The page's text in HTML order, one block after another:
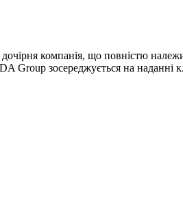
компанія, що повністю
зосереджується на наданні